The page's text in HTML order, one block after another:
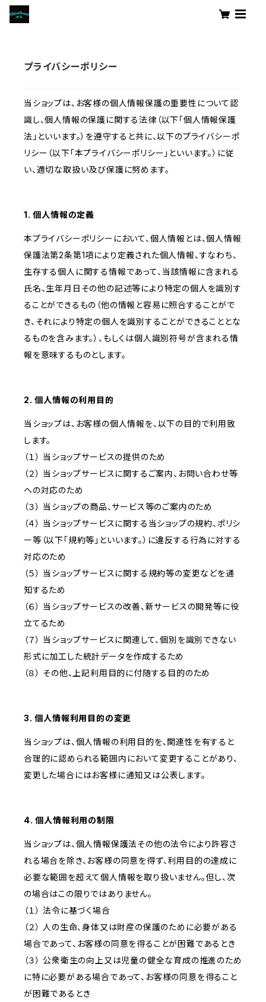
プライバシーポリシー
当ショップは、お客様の個人情報保護の重要性について認
識し、個人情報の保護に関する法律（以下「個人情報保護
法」といいます。）を遵守すると共に、以下のプライバシーポ
リシー（以下「本プライバシーポリシー」といいます。）に従
い、適切な取扱い及び保護に努めます。
1. 個人情報の定義
本プライバシーポリシーにおいて、個人情報とは、個人情報
保護法第2条第1項により定義された個人情報、すなわち、
生存する個人に関する情報であって、当該情報に含まれる
氏名、生年月日その他の記述等により特定の個人を識別す
ることができるもの（他の情報と容易に照合することがで
き、それにより特定の個人を識別することができることとな
るものを含みます。）、もしくは個人識別符号が含まれる情
報を意味するものとします。
2. 個人情報の利用目的
当ショップは、お客様の個人情報を、以下の目的で利用致
します。
（１） 当ショップサービスの提供のため
（２） 当ショップサービスに関するご案内、お問い合わせ等
への対応のため
（３） 当ショップの商品、サービス等のご案内のため
（４） 当ショップサービスに関する当ショップの規約、ポリシ
ー等（以下「規約等」といいます。）に違反する行為に対する
対応のため
（５） 当ショップサービスに関する規約等の変更などを通
知するため
（６） 当ショップサービスの改善、新サービスの開発等に役
立てるため
（７） 当ショップサービスに関連して、個別を識別できない
形式に加工した統計データを作成するため
（８） その他、上記利用目的に付随する目的のため
3. 個人情報利用目的の変更
当ショップは、個人情報の利用目的を、関連性を有すると
合理的に認められる範囲内において変更することがあり、
変更した場合にはお客様に通知又は公表します。
4. 個人情報利用の制限
当ショップは、個人情報保護法その他の法令により許容さ
れる場合を除き、お客様の同意を得ず、利用目的の達成に
必要な範囲を超えて個人情報を取り扱いません。但し、次
の場合はこの限りではありません。
（１） 法令に基づく場合
（２） 人の生命、身体又は財産の保護のために必要がある
場合であって、お客様の同意を得ることが困難であるとき
（３） 公衆衛生の向上又は児童の健全な育成の推進のため
に特に必要がある場合であって、お客様の同意を得ること
が困難であるとき